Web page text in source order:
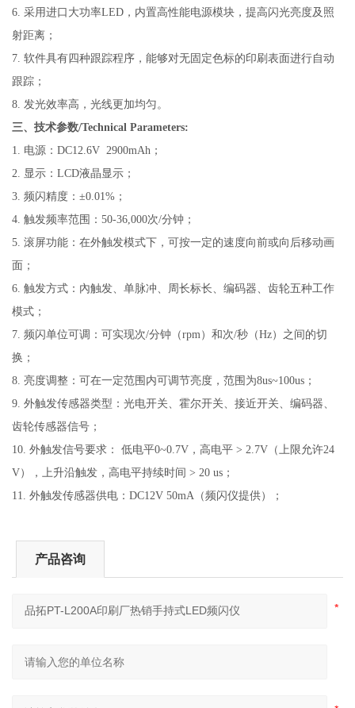
6. 采用进口大功率LED，内置高性能电源模块，提高闪光亮度及照
射距离；
7. 软件具有四种跟踪程序，能够对无固定色标的印刷表面进行自动
跟踪；
8. 发光效率高，光线更加均匀。
三、技术参数/Technical Parameters:
1. 电源：DC12.6V 2900mAh；
2. 显示：LCD液晶显示；
3. 频闪精度：±0.01%；
4. 触发频率范围：50-36,000次/分钟；
5. 滚屏功能：在外触发模式下，可按一定的速度向前或向后移动画
面；
6. 触发方式：內触发、单脉冲、周长标长、编码器、齿轮五种工作
模式；
7. 频闪单位可调：可实现次/分钟（rpm）和次/秒（Hz）之间的切
换；
8. 亮度调整：可在一定范围内可调节亮度，范围为8us~100us；
9. 外触发传感器类型：光电开关、霍尔开关、接近开关、编码器、
齿轮传感器信号；
10. 外触发信号要求： 低电平0~0.7V，高电平 > 2.7V（上限允许24
V），上升沿触发，高电平持续时间 > 20 us；
11. 外触发传感器供电：DC12V 50mA（频闪仪提供）；
产品咨询